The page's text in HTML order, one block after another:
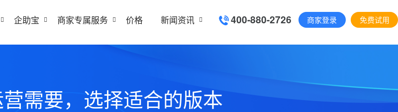
企助宝 商家专属服务 价格 新闻资讯 400-880-2726 商家登录 免费试用
需要，选择适合的版本